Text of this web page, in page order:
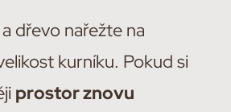
dřevo nařežte na
kurníku. Pokud si
prostor znovu